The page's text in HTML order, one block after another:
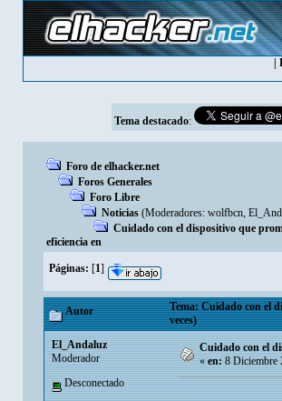
Tema destacado:
Foro de elhacker.net
Foros Generales
Foro Libre
Noticias (Moderadores: wolfbcn,
Cuidado con el dispositivo que
eficiencia en
Páginas: [1]
Autor
Tema: Cuidado con el
veces)
El_Andaluz
Moderador
Desconectado
Cuidado con el
«en:8 Diciembre